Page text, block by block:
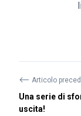
⟵ Articolo
Una serie di
uscita!